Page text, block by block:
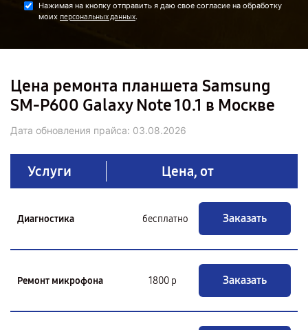
Нажимая на кнопку отправить я даю свое согласие на обработку
моих персональных данных.
Цена ремонта планшета Samsung
SM-P600 Galaxy Note 10.1 в Москве
Дата обновления прайса: 03.08.2026
Услуги Цена, от
Диагностика бесплатно Заказать
Ремонт микрофона 1800 р Заказать